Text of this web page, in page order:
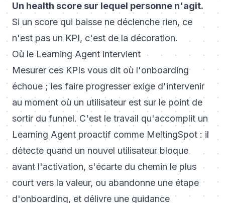
Un health score sur lequel personne n'agit.
Si un score qui baisse ne déclenche rien, ce
n'est pas un KPI, c'est de la décoration.
Où le Learning Agent intervient
Mesurer ces KPIs vous dit où l'onboarding
échoue ; les faire progresser exige d'intervenir
au moment où un utilisateur est sur le point de
sortir du funnel. C'est le travail qu'accomplit un
Learning Agent proactif comme MeltingSpot : il
détecte quand un nouvel utilisateur bloque
avant l'activation, s'écarte du chemin le plus
court vers la valeur, ou abandonne une étape
d'onboarding, et délivre une guidance